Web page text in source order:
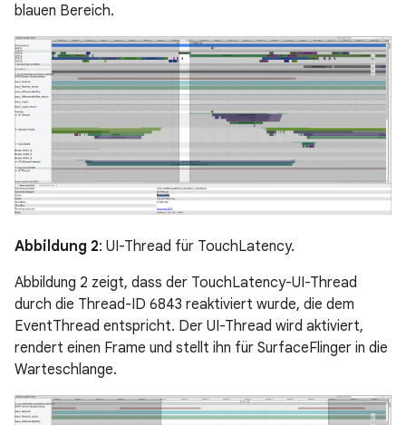
blauen Bereich.
Abbildung 2: UI-Thread für TouchLatency.
Abbildung 2 zeigt, dass der TouchLatency-UI-Thread
durch die Thread-ID 6843 reaktiviert wurde, die dem
EventThread entspricht. Der UI-Thread wird aktiviert,
rendert einen Frame und stellt ihn für SurfaceFlinger in die
Warteschlange.